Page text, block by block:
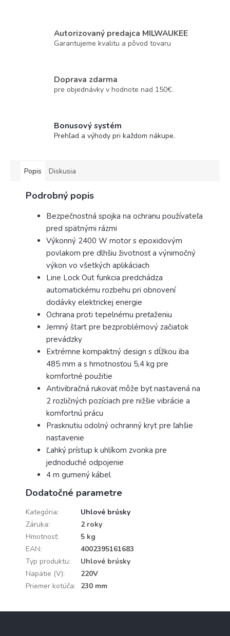
Autorizovaný predajca MILWAUKEE
Garantujeme kvalitu a pôvod tovaru
Doprava zdarma
pre objednávky v hodnote nad 150€.
Bonusový systém
Prehľad a výhody pri každom nákupe.
Popis Diskusia
Podrobný popis
Bezpečnostná spojka na ochranu používateľa
pred spätnými rázmi
Výkonný 2400 W motor s epoxidovým
povlakom pre dlhšiu životnosť a výnimočný
výkon vo všetkých aplikáciach
Line Lock Out funkcia predchádza
automatickému rozbehu pri obnovení
dodávky elektrickej energie
Ochrana proti tepelnému preťaženiu
Jemný štart pre bezproblémový začiatok
prevádzky
Extrémne kompaktný design s dĺžkou iba
485 mm a s hmotnosťou 5,4 kg pre
komfortné použitie
Antivibračná rukoväť môže byť nastavená na
2 rozličných pozíciach pre nižšie vibrácie a
komfortnú prácu
Prasknutiu odolný ochranný kryt pre ľahšie
nastavenie
Ľahký prístup k uhlíkom zvonka pre
jednoduché odpojenie
4 m gumený kábel
Dodatočné parametre
Kategória:
Uhlové brúsky
Záruka:
2 roky
Hmotnosť:
5 kg
EAN:
4002395161683
Typ produktu:
Uhlové brúsky
Napätie (V):
220V
Priemer kotúča: 230 mm